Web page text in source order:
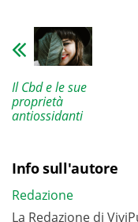
Il Cbd e le sue
proprietà
antiossidanti
Info sull'autore
Redazione
La Redazione di